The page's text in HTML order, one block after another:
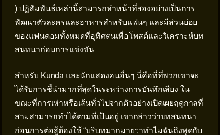
) ปฏิสัมพันธ์เหล่านี้สามารถทำหน้าที่สองอย่างเป็นการ
พัฒนาตัวละครและอาหารสำหรับแฟนๆ และมีส่วนย่อย
ของแฟนดอมทั้งหมดที่อุทิศตนเพื่อโพสต์และวิเคราะห์บท
สนทนาก่อนการแข่งขัน
สำหรับ Kunda และนักแสดงคนอื่นๆ นี่คือที่ที่พวกเขาจะ
ได้รับการชี้นำมากที่สุดในระหว่างการบันทึกเสียง ใน
ขณะที่การเห่าหรือเส้นทั่วไปจากตัวอย่างเปิดเผยฤดูกาลที่
สามสามารถทำได้ตามที่เป็นอยู่ เขากล่าวว่าบทสนทนา
ก่อนการต่อสู้ต้องใช้ “บริบทมากมายว่าทำไมฉันถึงพูดกับ